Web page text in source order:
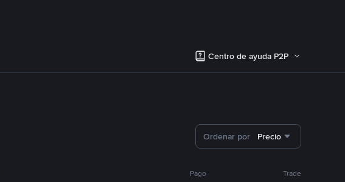
Centro de ayuda P2P
Ordenar por Precio
Pago Trade